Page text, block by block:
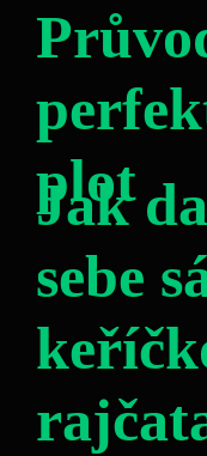
plot
Jak
sebe